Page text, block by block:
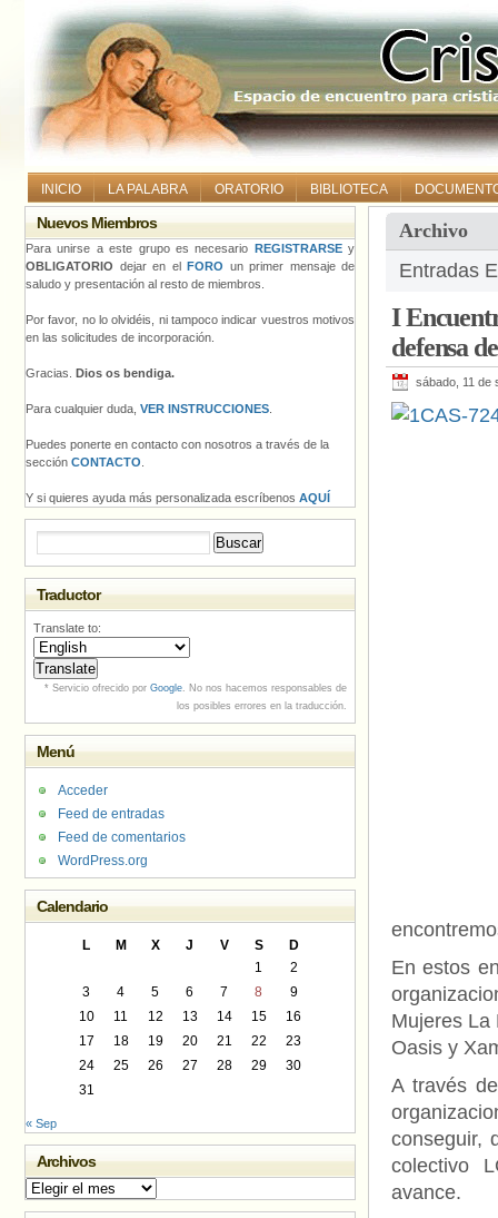
INICIO LA PALABRA ORATORIO BIBLIOTECA
Archivo
Entradas
I
defensa
sábado, 11 de
En estos
Mujeres La
Oasis y
A través
conseguir,
colectivo
avance.
Nuevos Miembros
Para unirse a este grupo es necesario REGISTRARSEy
OBLIGATORIO dejar en el FORO un primer mensaje de
saludo y presentación al resto de miembros.
Por favor, no lo olvidéis, ni tampoco indicar vuestros motivos
en las solicitudes de incorporación.
Gracias. Dios os bendiga.
Para cualquier duda, VER INSTRUCCIONES
Puedes ponerte en contacto con nosotros a través de la
sección CONTACTO
Y si quieres ayuda más personalizada escríbenos AQUÍ
Traductor
Translate to:
* Servicio ofrecido por Google. No nos hacemos responsables de
los posibles errores en la traducción.
Menú
Acceder
Feed de entradas
Feed de comentarios
WordPress.org
Calendario
L M X J V S
D
1
2
3
4 5 6 7 8
9
10
11 12 13 14 15
16
17
18 19 20 21 22
23
24
25 26 27 28 29
30
31
« Sep
Archivos
Archivos